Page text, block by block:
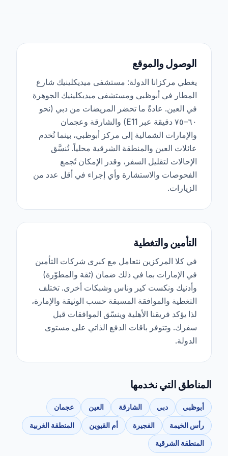
الوصول والموقع
يغطي مركزانا الدولة: مستشفى ميديكلينيك شارع
المطار في أبوظبي ومستشفى ميديكلينيك الجوهرة
في العين. عادةً ما تحضر المريضات من دبي (نحو
٦٠–٧٥ دقيقة عبر E11) والشارقة وعجمان
والإمارات الشمالية إلى مركز أبوظبي، بينما تُخدم
عائلات العين والمنطقة الشرقية محلياً. تُنسَّق
الإحالات لتقليل السفر، وقدر الإمكان تُجمع
الفحوصات والاستشارة وأي إجراء في أقل عدد من
الزيارات.
التأمين والتغطية
في كلا المركزين نتعامل مع كبرى شركات التأمين
في الإمارات بما في ذلك ضمان (ثقة والمطوّرة)
وأدنيك ونكست كير وناس وشبكات أخرى. تختلف
التغطية والموافقة المسبقة حسب الوثيقة والإمارة،
لذا يؤكد فريقنا الأهلية وينسّق الموافقات قبل
سفرك. وتتوفر باقات الدفع الذاتي على مستوى
الدولة.
المناطق التي نخدمها
أبوظبي دبي الشارقة العين عجمان
رأس الخيمة الفجيرة أم القيوين المنطقة الغربية
المنطقة الشرقية